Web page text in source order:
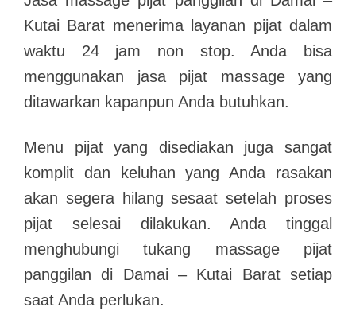
Kutai Barat menerima layanan pijat dalam
waktu 24 jam non stop. Anda bisa
menggunakan jasa pijat massage yang
ditawarkan kapanpun Anda butuhkan.
Menu pijat yang disediakan juga sangat
komplit dan keluhan yang Anda rasakan
akan segera hilang sesaat setelah proses
pijat selesai dilakukan. Anda tinggal
menghubungi tukang massage pijat
panggilan di Damai – Kutai Barat setiap
saat Anda perlukan.